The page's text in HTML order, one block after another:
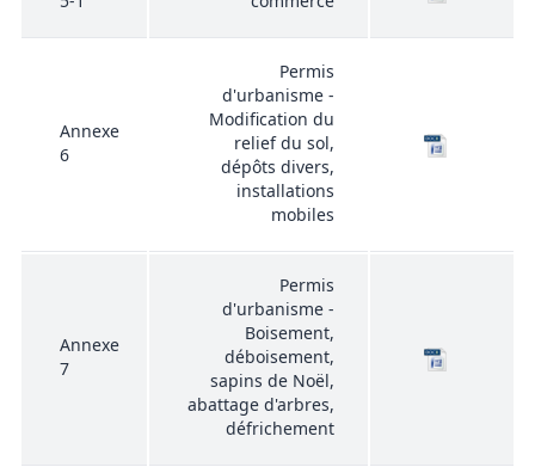
Annexe
6
Permis
d'urbanisme -
Modification du
relief du sol,
dépôts divers,
installations
mobiles
Annexe
7
Permis
d'urbanisme -
Boisement,
déboisement,
sapins de Noël,
abattage d'arbres,
défrichement